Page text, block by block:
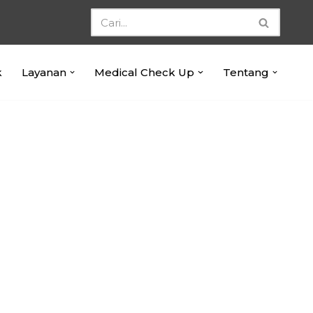
Layanan Medical Check Up Tentang